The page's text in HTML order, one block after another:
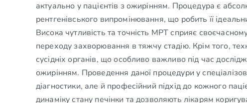
актуально у пацієнтів з ожирінням. Процедура є
рентгенівського випромінювання, що робить її
Висока чутливість та точність МРТ сприяє
переходу захворювання в тяжчу стадію. Крім того,
сусідніх органів, що особливо важливо під час
ожирінням. Проведення даної процедури у
діагностики, але й професійний підхід до кожного
динаміку стану печінки та дозволяють лікарям